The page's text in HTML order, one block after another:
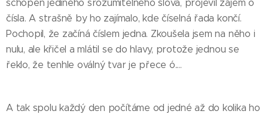
schopen jediného srozumitelného slova, projevil zájem o
čísla. A strašně by ho zajímalo, kde číselná řada končí.
Pochopil, že začíná číslem jedna. Zkoušela jsem na něho i
nulu, ale křičel a mlátil se do hlavy, protože jednou se
řeklo, že tenhle oválný tvar je přece ó....
A tak spolu každý den počítáme od jedné až do kolika ho